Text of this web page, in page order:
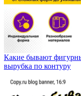
Какие бывают
вырубка по контуру